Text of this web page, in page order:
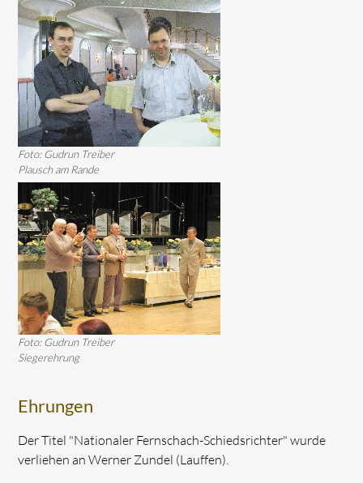
Foto: Gudrun Treiber
Plausch am Rande
Foto: Gudrun Treiber
Siegerehrung
Ehrungen
Der Titel "Nationaler Fernschach-Schiedsrichter" wurde
verliehen an Werner Zundel (Lauffen).